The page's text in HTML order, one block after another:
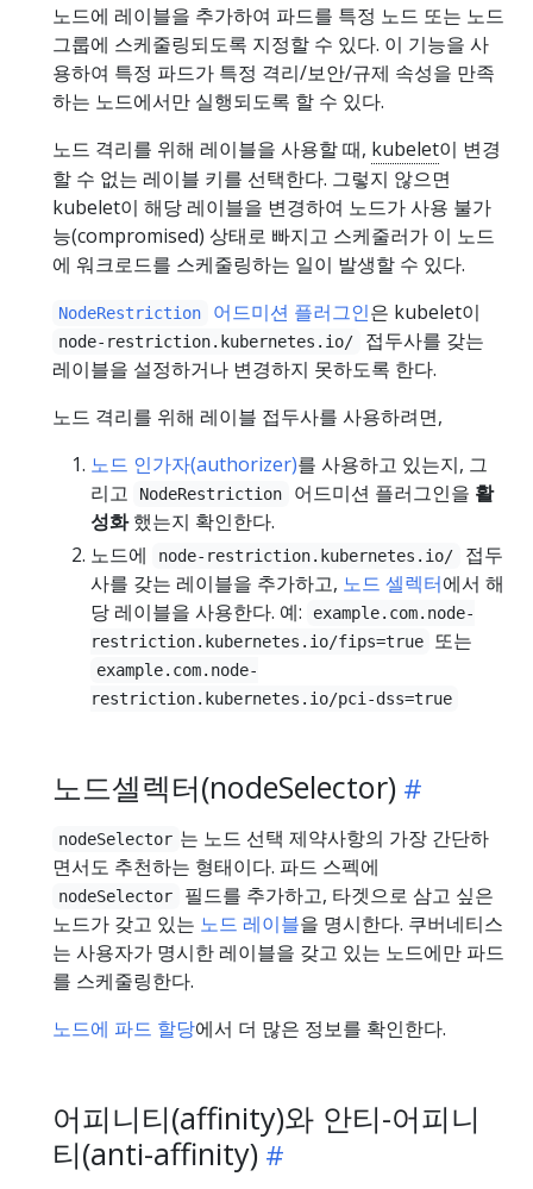
노드에 레이블을 추가하여 파드를 특정 노드 또는 노드
그룹에 스케줄링되도록 지정할 수 있다. 이 기능을 사
용하여 특정 파드가 특정 격리/보안/규제 속성을 만족
하는 노드에서만 실행되도록 할 수 있다.
노드 격리를 위해 레이블을 사용할 때, kubelet이 변경
할 수 없는 레이블 키를 선택한다. 그렇지 않으면
kubelet이 해당 레이블을 변경하여 노드가 사용 불가
능(compromised) 상태로 빠지고 스케줄러가 이 노드
에 워크로드를 스케줄링하는 일이 발생할 수 있다.
NodeRestriction 어드미션 플러그인은 kubelet이
node-restriction.kubernetes.io/
접두사를 갖는
레이블을 설정하거나 변경하지 못하도록 한다.
노드 격리를 위해 레이블 접두사를 사용하려면,
노드 인가자(authorizer)를 사용하고 있는지, 그
리고
NodeRestriction 어드미션 플러그인을 활
성화했는지 확인한다.
노드에
node-restriction.kubernetes.io/
접두
사를 갖는 레이블을 추가하고, 노드 셀렉터에서 해
당 레이블을 사용한다. 예:
example.com.node-
restriction.kubernetes.io/fips=true
또는
example.com.node-
restriction.kubernetes.io/pci-dss=true
노드셀렉터(nodeSelector)
nodeSelector 는 노드 선택 제약사항의 가장 간단하
면서도 추천하는 형태이다. 파드 스펙에
nodeSelector
필드를 추가하고, 타겟으로 삼고 싶은
노드가 갖고 있는 노드 레이블을 명시한다. 쿠버네티스
는 사용자가 명시한 레이블을 갖고 있는 노드에만 파드
를 스케줄링한다.
노드에 파드 할당에서 더 많은 정보를 확인한다.
어피니티(affinity)와 안티-어피니
티(anti-affinity)